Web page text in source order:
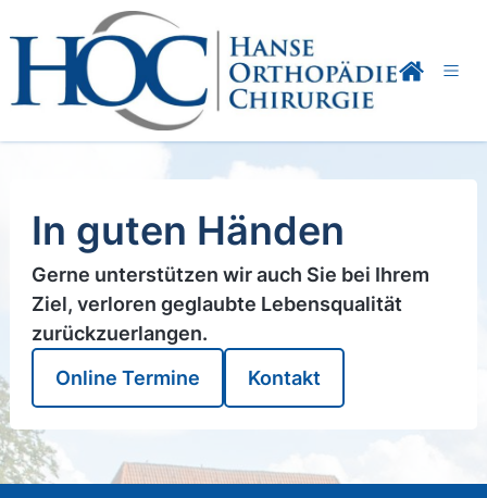
In guten Händen
Gerne unterstützen wir auch Sie bei Ihrem
Ziel, verloren geglaubte Lebensqualität
zurückzuerlangen.
Online Termine
Kontakt